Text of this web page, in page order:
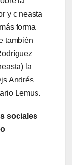
y cineasta
forma
también
la
Andrés
Lemus.
sociales